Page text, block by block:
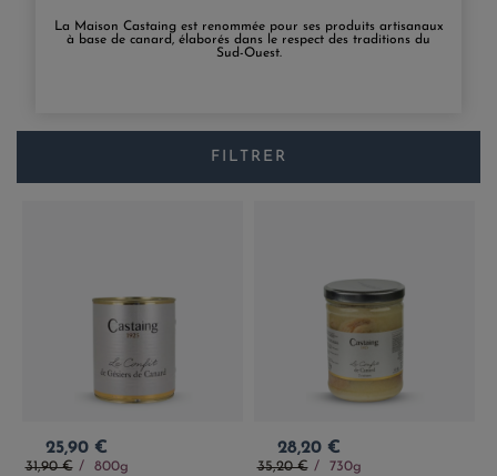
La Maison Castaing est renommée pour ses produits artisanaux
à base de canard, élaborés dans le respect des traditions du
Sud-Ouest.
FILTRER
Prix
25,90 €
Prix de base
31,90 € 800g
Prix
28,20 €
Prix de base
35,20 € 730g